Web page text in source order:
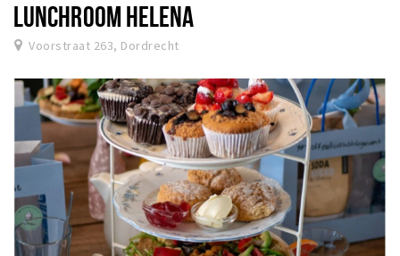
LUNCHROOM HELENA
Voorstraat 263, Dordrecht